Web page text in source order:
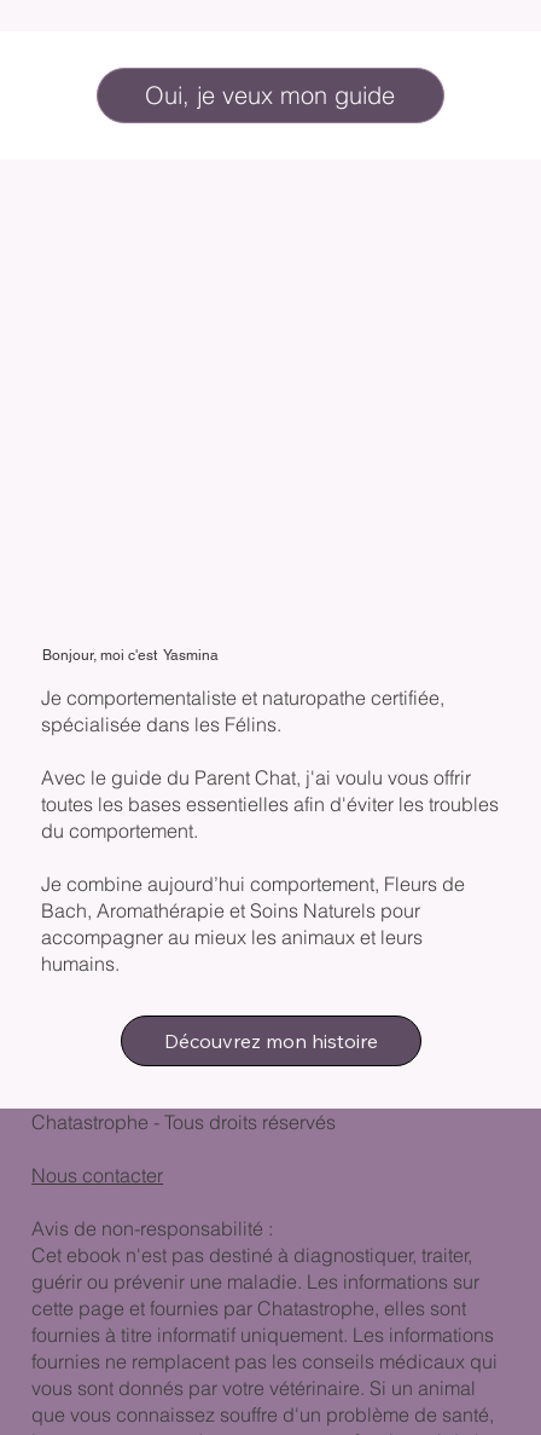
Oui, je veux mon guide
Bonjour, moi c'est Yasmina
Je comportementaliste et naturopathe certifiée,
spécialisée dans les Félins.
Avec le guide du Parent Chat, j'ai voulu vous offrir
toutes les bases essentielles afin d'éviter les troubles
du comportement.
Je combine aujourd’hui comportement, Fleurs de
Bach, Aromathérapie et Soins Naturels pour
accompagner au mieux les animaux et leurs
humains.
Découvrez mon histoire
Chatastrophe - Tous droits réservés
Nous contacter
Avis de non-responsabilité :
Cet ebook n'est pas destiné à diagnostiquer, traiter,
guérir ou prévenir une maladie. Les informations sur
cette page et fournies par Chatastrophe, elles sont
fournies à titre informatif uniquement. Les informations
fournies ne remplacent pas les conseils médicaux qui
vous sont donnés par votre vétérinaire. Si un animal
que vous connaissez souffre d'un problème de santé,